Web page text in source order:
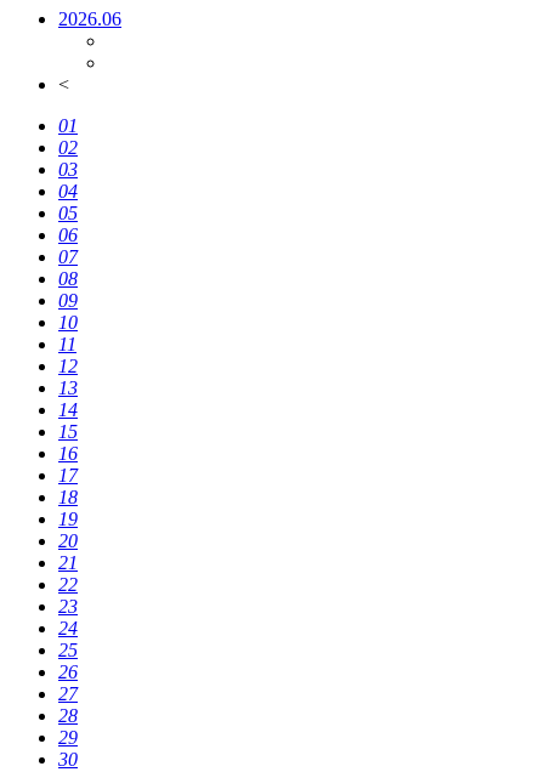
2026.06
<
01
02
03
04
05
06
07
08
09
10
11
12
13
14
15
16
17
18
19
20
21
22
23
24
25
26
27
28
29
30